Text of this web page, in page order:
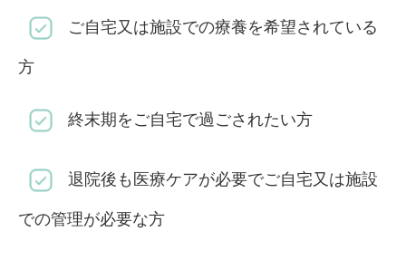
ご自宅又は施設での療養を希望されている
方
終末期をご自宅で過ごされたい方
退院後も医療ケアが必要でご自宅又は施設
での管理が必要な方